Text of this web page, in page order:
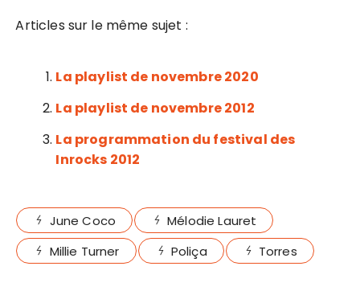
Articles sur le même sujet :
La playlist de novembre 2020
La playlist de novembre 2012
La programmation du festival des
Inrocks 2012
June Coco
Mélodie Lauret
Millie Turner
Poliça Torres